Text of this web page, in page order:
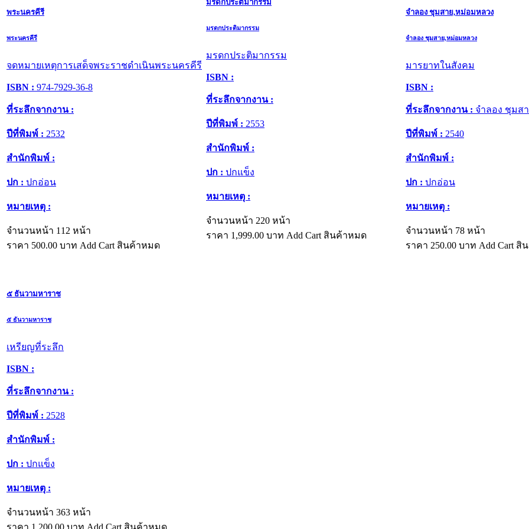
พระนครคีรี
พระนครคีรี
จดหมายเหตุการเสด็จพระราชดำเนินพระนครคีรี
ISBN : 974-7929-36-8
ที่ระลึกจากงาน :
ปีที่พิมพ์ : 2532
สำนักพิมพ์ :
ปก : ปกอ่อน
หมายเหตุ :
จำนวนหน้า 112 หน้า
ราคา 500.00 บาท Add Cart สินค้าหมด
มรดกประติมากรรม
มรดกประติมากรรม
มรดกประติมากรรม
ISBN :
ที่ระลึกจากงาน :
ปีที่พิมพ์ : 2553
สำนักพิมพ์ :
ปก : ปกแข็ง
หมายเหตุ :
จำนวนหน้า 220 หน้า
ราคา 1,999.00 บาท Add Cart สินค้าหมด
จำลอง ชุมสาย,หม่อมหลวง
จำลอง ชุมสาย,หม่อมหลวง
มารยาทในสังคม
ISBN :
ที่ระลึกจากงาน : จำลอง ชุมส
ปีที่พิมพ์ : 2540
สำนักพิมพ์ :
ปก : ปกอ่อน
หมายเหตุ :
จำนวนหน้า 78 หน้า
ราคา 250.00 บาท Add Cart สิ
๕ ธันวามหาราช
๕ ธันวามหาราช
เหรียญที่ระลึก
ISBN :
ที่ระลึกจากงาน :
ปีที่พิมพ์ : 2528
สำนักพิมพ์ :
ปก : ปกแข็ง
หมายเหตุ :
จำนวนหน้า 363 หน้า
ราคา 1,200.00 บาท Add Cart สินค้าหมด